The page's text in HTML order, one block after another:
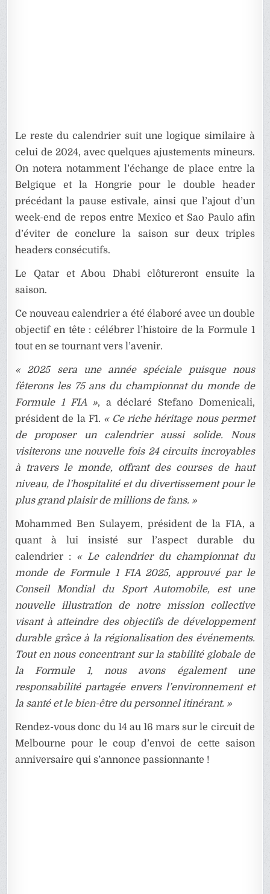
Le reste du calendrier suit une logique similaire à
celui de 2024, avec quelques ajustements mineurs.
On notera notamment l’échange de place entre la
Belgique et la Hongrie pour le double header
précédant la pause estivale, ainsi que l’ajout d’un
week-end de repos entre Mexico et Sao Paulo afin
d’éviter de conclure la saison sur deux triples
headers consécutifs.
Le Qatar et Abou Dhabi clôtureront ensuite la
saison.
Ce nouveau calendrier a été élaboré avec un double
objectif en tête : célébrer l’histoire de la Formule 1
tout en se tournant vers l’avenir.
« 2025 sera une année spéciale puisque nous
fêterons les 75 ans du championnat du monde de
Formule 1 FIA », a déclaré Stefano Domenicali,
président de la F1. « Ce riche héritage nous permet
de proposer un calendrier aussi solide. Nous
visiterons une nouvelle fois 24 circuits incroyables
à travers le monde, offrant des courses de haut
niveau, de l’hospitalité et du divertissement pour le
plus grand plaisir de millions de fans. »
Mohammed Ben Sulayem, président de la FIA, a
quant à lui insisté sur l’aspect durable du
calendrier : « Le calendrier du championnat du
monde de Formule 1 FIA 2025, approuvé par le
Conseil Mondial du Sport Automobile, est une
nouvelle illustration de notre mission collective
visant à atteindre des objectifs de développement
durable grâce à la régionalisation des événements.
Tout en nous concentrant sur la stabilité globale de
la Formule 1, nous avons également une
responsabilité partagée envers l’environnement et
la santé et le bien-être du personnel itinérant. »
Rendez-vous donc du 14 au 16 mars sur le circuit de
Melbourne pour le coup d’envoi de cette saison
anniversaire qui s’annonce passionnante !